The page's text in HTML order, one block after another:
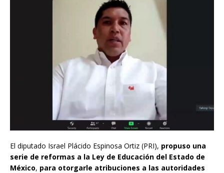
El diputado Israel Plácido Espinosa Ortiz (PRI), propuso una
serie de reformas a la Ley de Educación del Estado de
México, para otorgarle atribuciones a las autoridades